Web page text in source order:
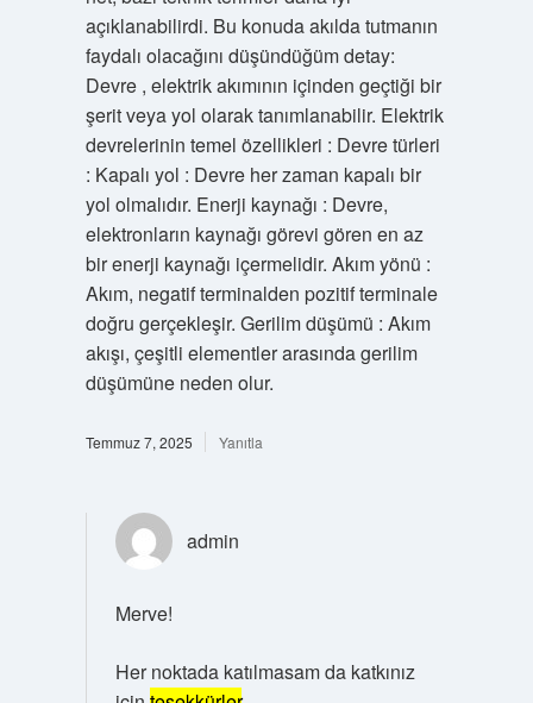
açıklanabilirdi. Bu konuda akılda tutmanın
faydalı olacağını düşündüğüm detay:
Devre , elektrik akımının içinden geçtiği bir
şerit veya yol olarak tanımlanabilir. Elektrik
devrelerinin temel özellikleri : Devre türleri
: Kapalı yol : Devre her zaman kapalı bir
yol olmalıdır. Enerji kaynağı : Devre,
elektronların kaynağı görevi gören en az
bir enerji kaynağı içermelidir. Akım yönü :
Akım, negatif terminalden pozitif terminale
doğru gerçekleşir. Gerilim düşümü : Akım
akışı, çeşitli elementler arasında gerilim
düşümüne neden olur.
Temmuz 7, 2025 Yanıtla
admin
Merve!
Her noktada katılmasam da katkınız